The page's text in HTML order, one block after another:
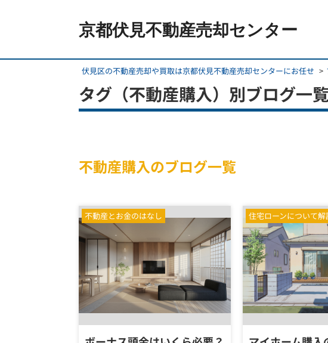
京都伏見不動産売却センター
伏見区の不動産売却や買取は京都伏見不動産売却センターにお任せ
タグ（不動産購入）別ブログ一覧
不動産購入のブログ一覧
不動産とお金のはなし 住宅ローンについて解